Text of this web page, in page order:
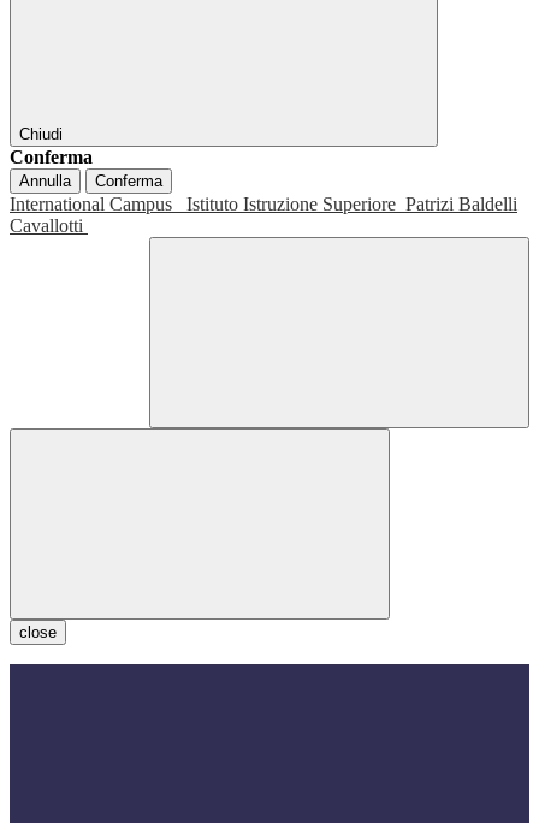
Chiudi
Conferma
Annulla Conferma
International Campus Istituto Istruzione Superiore Patrizi Baldelli
Cavallotti
close